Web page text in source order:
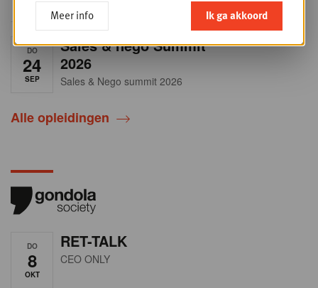
DO
24
SEP
Sales & nego Summit
2026
Sales & Nego summit 2026
Alle opleidingen
DO
8
OKT
RET-TALK
CEO ONLY
Meer info Ik ga akkoord